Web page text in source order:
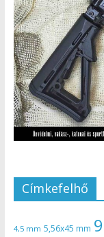
Címkefelhő
4,5 mm 5,56x45 mm